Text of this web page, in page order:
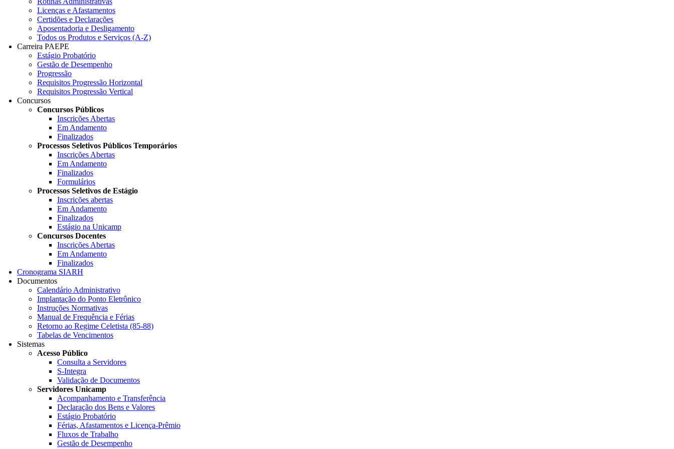
Licenças e Afastamentos
Certidões e Declarações
Aposentadoria e Desligamento
Todos os Produtos e Serviços (A-Z)
Carreira PAEPE
Estágio Probatório
Gestão de Desempenho
Progressão
Requisitos Progressão Horizontal
Requisitos Progressão Vertical
Concursos
Concursos Públicos
Inscrições Abertas
Em Andamento
Finalizados
Processos Seletivos Públicos Temporários
Inscrições Abertas
Em Andamento
Finalizados
Formulários
Processos Seletivos de Estágio
Inscrições abertas
Em Andamento
Finalizados
Estágio na Unicamp
Concursos Docentes
Inscrições Abertas
Em Andamento
Finalizados
Cronograma SIARH
Documentos
Calendário Administrativo
Implantação do Ponto Eletrônico
Instruções Normativas
Manual de Frequência e Férias
Retorno ao Regime Celetista (85-88)
Tabelas de Vencimentos
Sistemas
Acesso Público
Consulta a Servidores
S-Integra
Validação de Documentos
Servidores Unicamp
Acompanhamento e Transferência
Declaração dos Bens e Valores
Estágio Probatório
Férias, Afastamentos e Licença-Prêmio
Fluxos de Trabalho
Gestão de Desempenho